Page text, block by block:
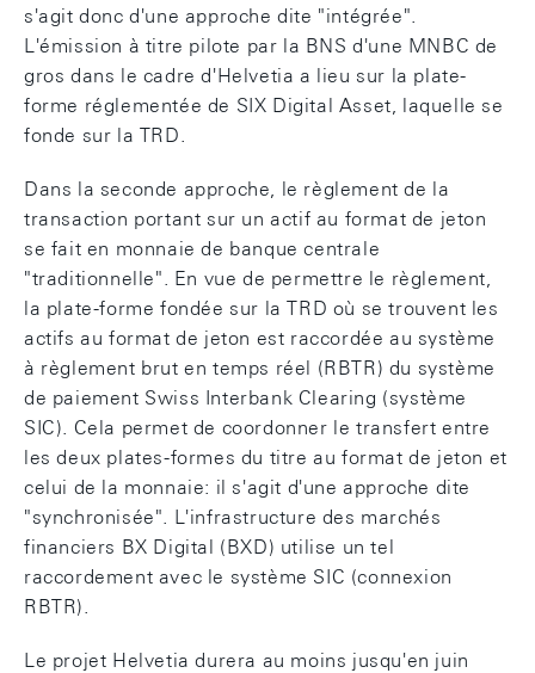
s'agit donc d'une approche dite "intégrée".
L'émission à titre pilote par la BNS d'une MNBC de
gros dans le cadre d'Helvetia a lieu sur la plate-
forme réglementée de SIX Digital Asset, laquelle se
fonde sur la TRD.
Dans la seconde approche, le règlement de la
transaction portant sur un actif au format de jeton
se fait en monnaie de banque centrale
"traditionnelle". En vue de permettre le règlement,
la plate-forme fondée sur la TRD où se trouvent les
actifs au format de jeton est raccordée au système
à règlement brut en temps réel (RBTR) du système
de paiement Swiss Interbank Clearing (système
SIC). Cela permet de coordonner le transfert entre
les deux plates-formes du titre au format de jeton et
celui de la monnaie: il s'agit d'une approche dite
"synchronisée". L'infrastructure des marchés
financiers BX Digital (BXD) utilise un tel
raccordement avec le système SIC (connexion
RBTR).
Le projet Helvetia durera au moins jusqu'en juin